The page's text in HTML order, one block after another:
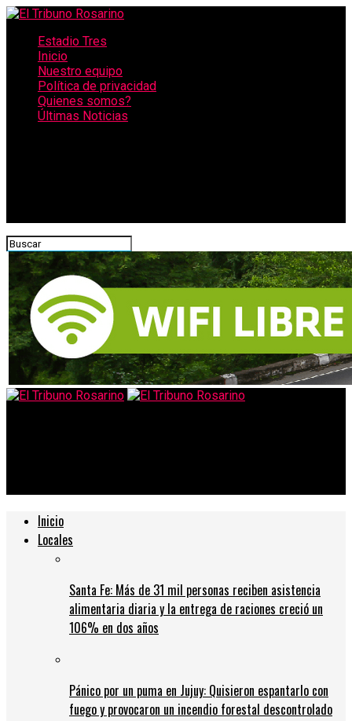
Estadio Tres
Inicio
Nuestro equipo
Política de privacidad
Quienes somos?
Últimas Noticias
Inicio
Locales
Santa Fe: Más de 31 mil personas reciben asistencia
alimentaria diaria y la entrega de raciones creció un
106% en dos años
Pánico por un puma en Jujuy: Quisieron espantarlo con
fuego y provocaron un incendio forestal descontrolado